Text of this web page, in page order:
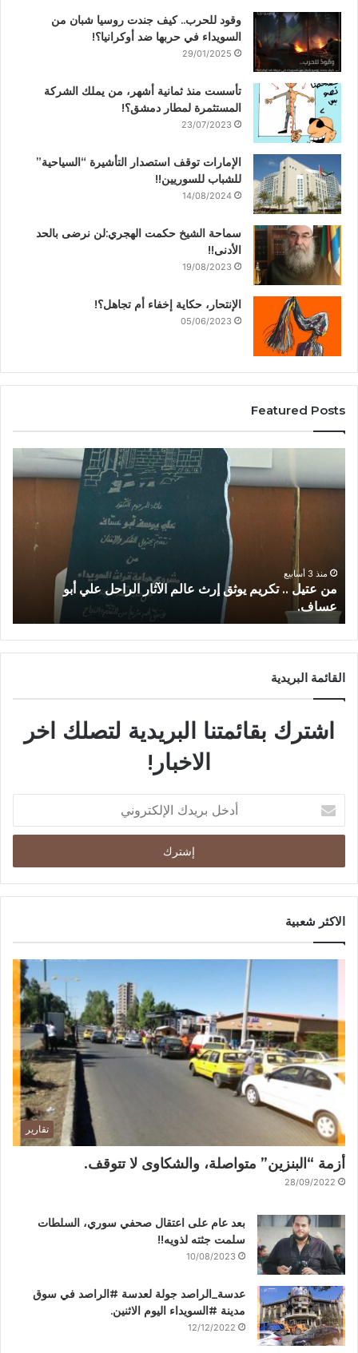
وقود للحرب.. كيف جندت روسيا شبان من
السويداء في حربها ضد أوكرانيا؟!
29/01/2025
تأسست منذ ثمانية أشهر، من يملك الشركة
المستثمرة لمطار دمشق؟!
23/07/2023
الإمارات توقف استصدار التأشيرة “السياحية”
للشباب للسوريين!!
14/08/2024
سماحة الشيخ حكمت الهجري:لن نرضى بالحد
الأدنى!!
19/08/2023
الإنتحار، حكاية إخفاء أم تجاهل؟!
05/06/2023
Featured Posts
منذ 3 أسابيع
من عتيل .. تكريم يوثق إرث عالم الآثار الراحل علي أبو
عساف.
القائمة البريدية
اشترك بقائمتنا البريدية لتصلك اخر
الاخبار!
الاكثر شعبية
تقارير
أزمة “البنزين” متواصلة، والشكاوى لا تتوقف.
28/09/2022
بعد عام على اعتقال صحفي سوري، السلطات
سلمت جثته لذويه!!
10/08/2023
عدسة_الراصد جولة لعدسة #الراصد في سوق
مدينة #السويداء اليوم الاثنين.
12/12/2022